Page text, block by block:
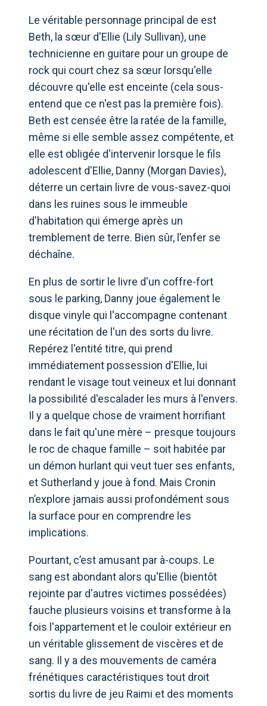
Le véritable personnage principal de est
Beth, la sœur d'Ellie (Lily Sullivan), une
technicienne en guitare pour un groupe de
rock qui court chez sa sœur lorsqu'elle
découvre qu'elle est enceinte (cela sous-
entend que ce n'est pas la première fois).
Beth est censée être la ratée de la famille,
même si elle semble assez compétente, et
elle est obligée d'intervenir lorsque le fils
adolescent d'Ellie, Danny (Morgan Davies),
déterre un certain livre de vous-savez-quoi
dans les ruines sous le immeuble
d'habitation qui émerge après un
tremblement de terre. Bien sûr, l’enfer se
déchaîne.
En plus de sortir le livre d'un coffre-fort
sous le parking, Danny joue également le
disque vinyle qui l'accompagne contenant
une récitation de l'un des sorts du livre.
Repérez l'entité titre, qui prend
immédiatement possession d'Ellie, lui
rendant le visage tout veineux et lui donnant
la possibilité d'escalader les murs à l'envers.
Il y a quelque chose de vraiment horrifiant
dans le fait qu'une mère – presque toujours
le roc de chaque famille – soit habitée par
un démon hurlant qui veut tuer ses enfants,
et Sutherland y joue à fond. Mais Cronin
n’explore jamais aussi profondément sous
la surface pour en comprendre les
implications.
Pourtant, c’est amusant par à-coups. Le
sang est abondant alors qu'Ellie (bientôt
rejointe par d'autres victimes possédées)
fauche plusieurs voisins et transforme à la
fois l'appartement et le couloir extérieur en
un véritable glissement de viscères et de
sang. Il y a des mouvements de caméra
frénétiques caractéristiques tout droit
sortis du livre de jeu Raimi et des moments